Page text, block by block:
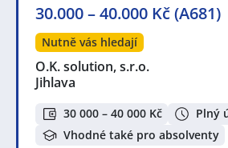
30.000 – 40.000 Kč (A681)
Nutně vás hledají
O.K. solution, s.r.o.
Jihlava
30 000 – 40 000 Kč
Plný
Vhodné také pro absolventy